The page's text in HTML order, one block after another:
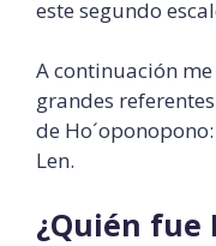
este segundo
A continuación
grandes
de
Len.
¿Quién fue